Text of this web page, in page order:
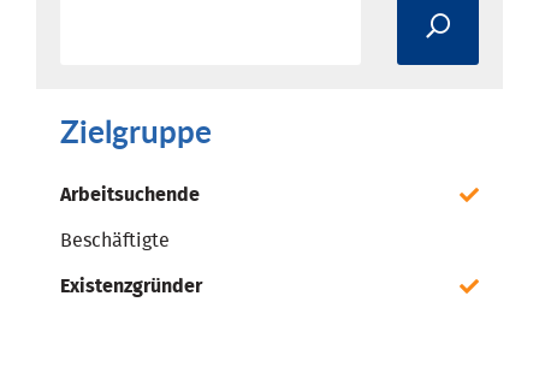
Zielgruppe
Arbeitsuchende
Beschäftigte
Existenzgründer